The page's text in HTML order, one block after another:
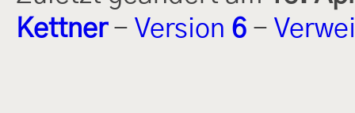
Kettner- Version 6 -